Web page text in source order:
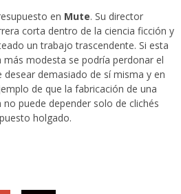
en Mute. Su director
corta dentro de la ciencia ficción y
un trabajo trascendente. Si esta
modesta se podría perdonar el
desear demasiado de sí misma y en
de que la fabricación de una
puede depender solo de clichés
holgado.